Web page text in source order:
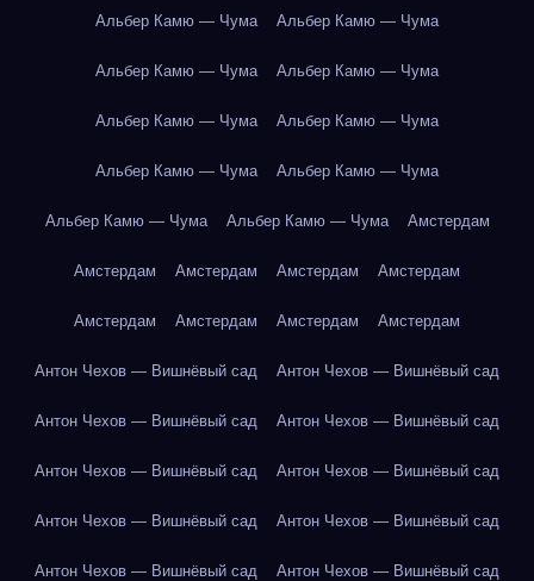
Альбер Камю — Чума Альбер Камю — Чума
Альбер Камю — Чума Альбер Камю — Чума
Альбер Камю — Чума Альбер Камю — Чума
Альбер Камю — Чума Альбер Камю — Чума
Альбер Камю — Чума Альбер Камю — Чума Амстердам
Амстердам Амстердам Амстердам Амстердам
Амстердам Амстердам Амстердам Амстердам
Антон Чехов — Вишнёвый сад Антон Чехов — Вишнёвый сад
Антон Чехов — Вишнёвый сад Антон Чехов — Вишнёвый сад
Антон Чехов — Вишнёвый сад Антон Чехов — Вишнёвый сад
Антон Чехов — Вишнёвый сад Антон Чехов — Вишнёвый сад
Антон Чехов — Вишнёвый сад Антон Чехов — Вишнёвый сад